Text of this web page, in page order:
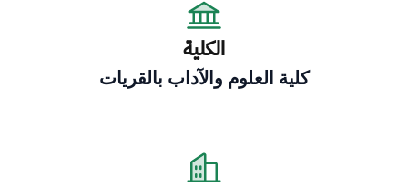
الكلية
كلية العلوم والآداب بالقريات